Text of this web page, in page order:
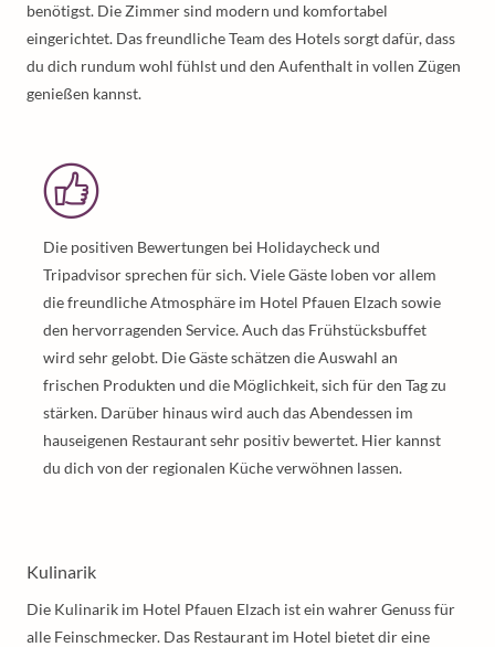
benötigst. Die Zimmer sind modern und komfortabel
eingerichtet. Das freundliche Team des Hotels sorgt dafür, dass
du dich rundum wohl fühlst und den Aufenthalt in vollen Zügen
genießen kannst.
Die positiven Bewertungen bei Holidaycheck und
Tripadvisor sprechen für sich. Viele Gäste loben vor allem
die freundliche Atmosphäre im Hotel Pfauen Elzach sowie
den hervorragenden Service. Auch das Frühstücksbuffet
wird sehr gelobt. Die Gäste schätzen die Auswahl an
frischen Produkten und die Möglichkeit, sich für den Tag zu
stärken. Darüber hinaus wird auch das Abendessen im
hauseigenen Restaurant sehr positiv bewertet. Hier kannst
du dich von der regionalen Küche verwöhnen lassen.
Kulinarik
Die Kulinarik im Hotel Pfauen Elzach ist ein wahrer Genuss für
alle Feinschmecker. Das Restaurant im Hotel bietet dir eine